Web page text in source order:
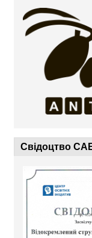
Свідоцтво